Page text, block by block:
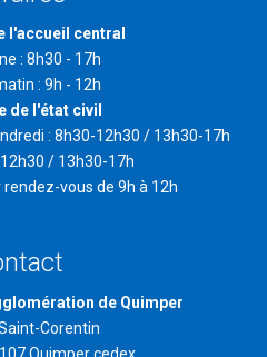
l'accueil central
: 8h30 - 17h
: 9h - 12h
de l'état civil
: 8h30-12h30 / 13h30-17h
/ 13h30-17h
vous de 9h à 12h
de Quimper
Corentin
Quimper cedex